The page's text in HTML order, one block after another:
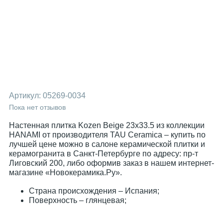
Артикул: 05269-0034
Пока нет отзывов
Настенная плитка Kozen Beige 23x33.5 из коллекции
HANAMI от производителя TAU Ceramica – купить по
лучшей цене можно в салоне керамической плитки и
керамогранита в Санкт-Петербурге по адресу: пр-т
Лиговский 200, либо оформив заказ в нашем интернет-
магазине «Новокерамика.Ру».
Страна происхождения – Испания;
Поверхность – глянцевая;